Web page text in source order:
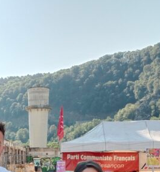
locale